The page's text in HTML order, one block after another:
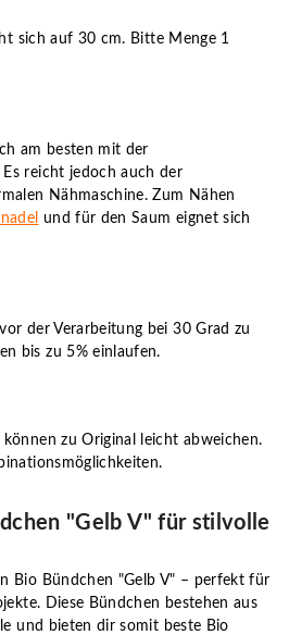
sich auf 30 cm. Bitte Menge 1
am besten mit der
reicht jedoch auch der
Nähmaschine. Zum Nähen
und für den Saum eignet sich
der Verarbeitung bei 30 Grad zu
bis zu 5% einlaufen.
zu Original leicht abweichen.
"Gelb V" für stilvolle
Bio Bündchen "Gelb V" – perfekt für
Diese Bündchen bestehen aus
und bieten dir somit beste Bio